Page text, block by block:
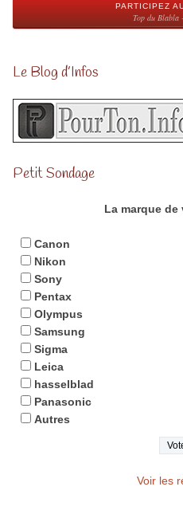
PARTICIPEZ
Top du Blabla
Le Blog d’Infos
Petit Sondage
La marque
Canon
Nikon
Sony
Pentax
Olympus
Samsung
Sigma
Leica
hasselblad
Panasonic
Autres
Voir les